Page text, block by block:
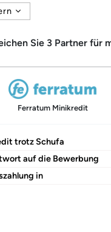
Sie 3 Partner für
Ferratum Minikredit
trotz Schufa
auf die Bewerbung
in